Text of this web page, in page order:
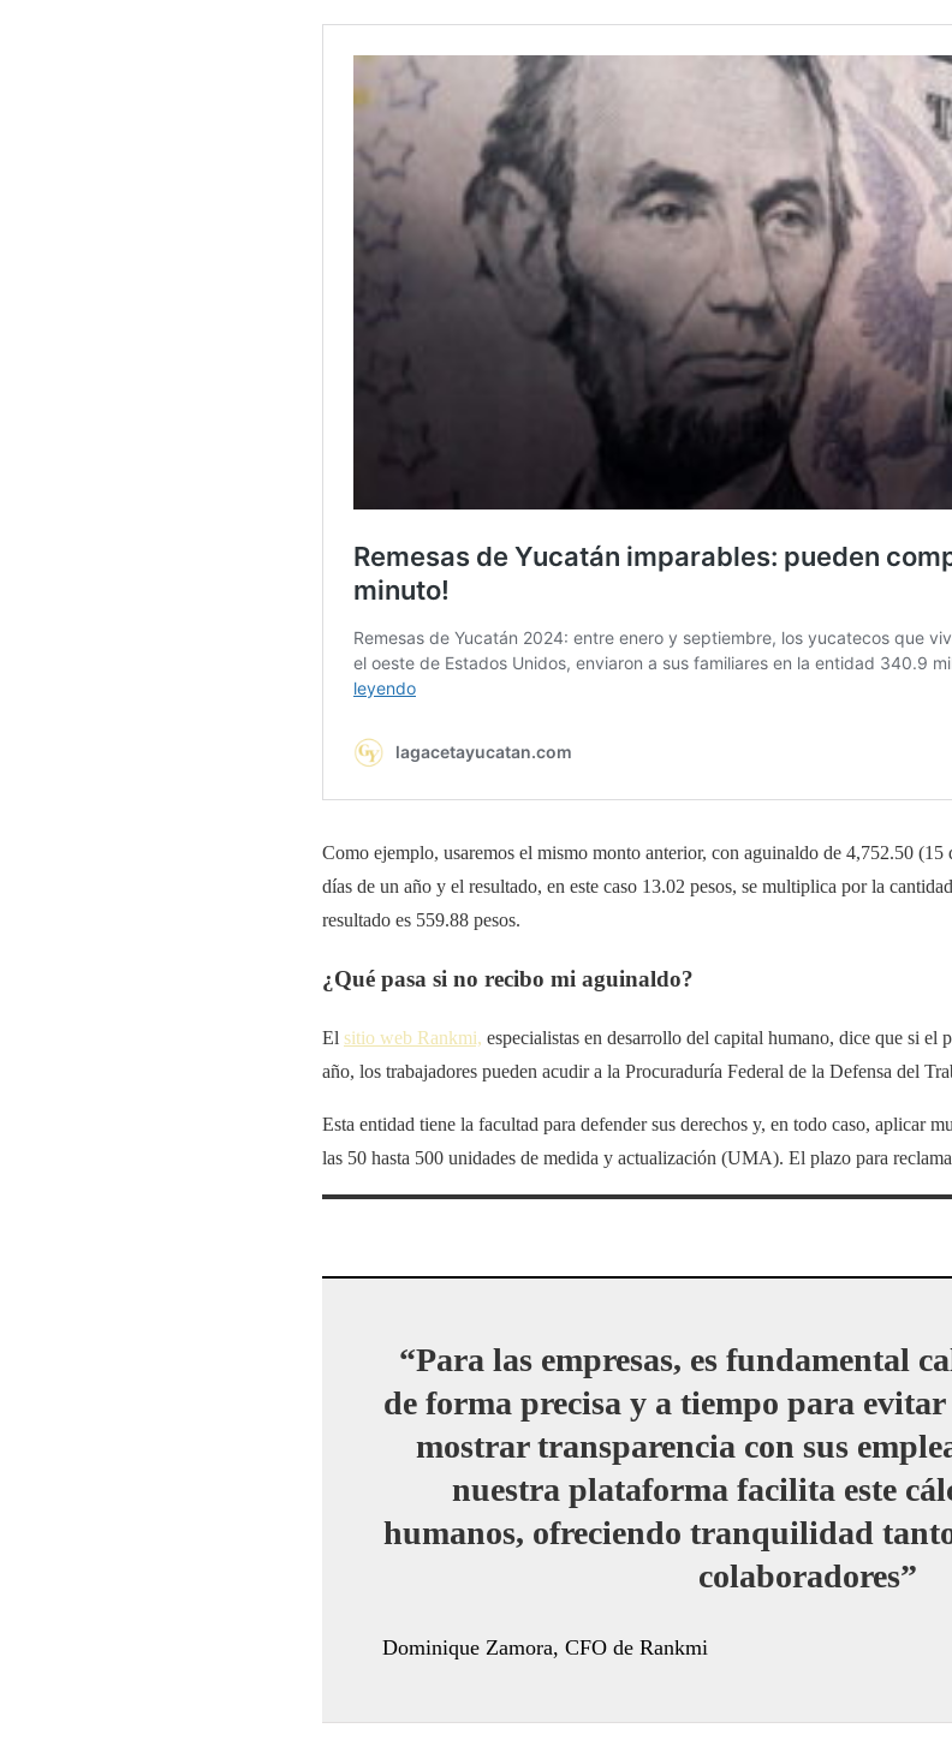
Como ejemplo, usaremos el mismo monto anterior, con aguinaldo de 4,752.50
días de un año y el resultado, en este caso 13.02 pesos, se multiplica por la
resultado es 559.88 pesos.
¿Qué pasa si no recibo mi aguinaldo?
El sitio web Rankmi, especialistas en desarrollo del capital humano, dice que si el
año, los trabajadores pueden acudir a la Procuraduría Federal de la Defensa del
Esta entidad tiene la facultad para defender sus derechos y, en todo caso, aplicar
las 50 hasta 500 unidades de medida y actualización (UMA). El plazo para
“Para las empresas, es fundamental
de forma precisa y a tiempo para
mostrar transparencia con sus
nuestra plataforma facilita este
humanos, ofreciendo tranquilidad
colaboradores”
Dominique Zamora, CFO de Rankmi